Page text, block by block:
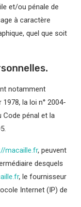
et/ou pénale de
à caractère
quel que soit
notamment
la loi n° 2004-
Code pénal et la
macaille.fr, peuvent
desquels
, le fournisseur
Internet (IP) de